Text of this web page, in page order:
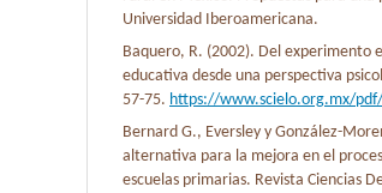
Universidad Iberoamericana.
Baquero, R. (2002). Del experimento
educativa desde una perspectiva
57-75. https://www.scielo.org.mx/
Bernard G., Eversley y González-
alternativa para la mejora en el
escuelas primarias. Revista Ciencias